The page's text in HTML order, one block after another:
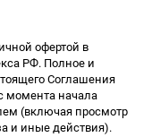
офертой в
РФ. Полное и
Соглашения
момента начала
(включая просмотр
и иные действия).